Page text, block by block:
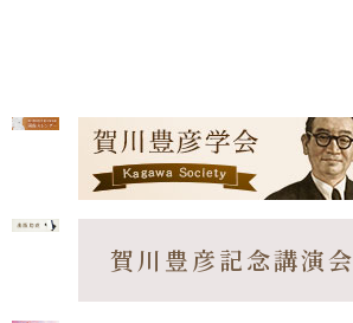
賀川豊彦記念講演会